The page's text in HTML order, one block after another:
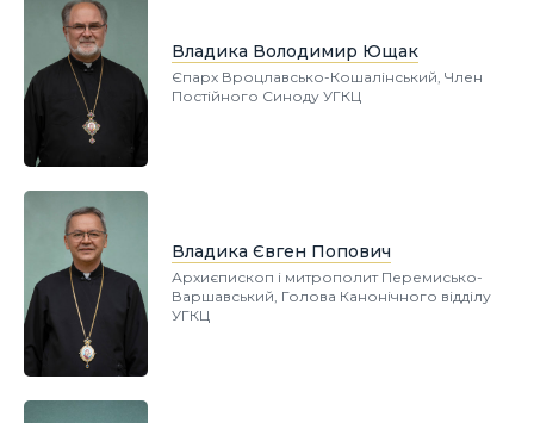
Владика Володимир Ющак
Єпарх Вроцлавсько-Кошалінський, Член
Постійного Синоду УГКЦ
Владика Євген Попович
Архиєпископ і митрополит Перемисько-
Варшавський, Голова Канонічного відділу
УГКЦ